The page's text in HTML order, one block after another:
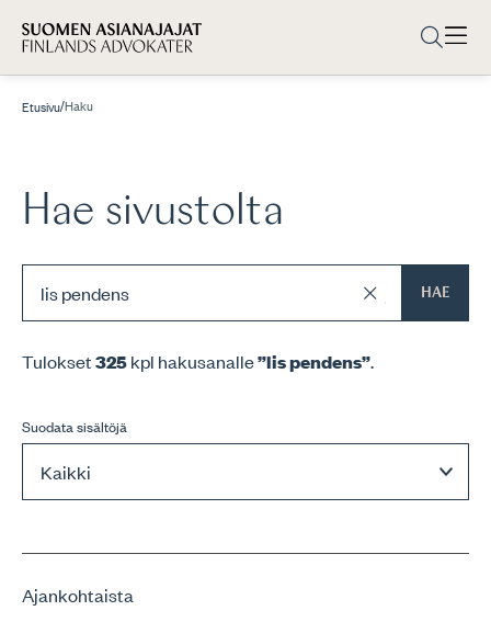
Etusivu/Haku
Hae sivustolta
HAE
Tulokset325kpl hakusanalle”lis pendens”.
Ajankohtaista
Suodata sisältöjä